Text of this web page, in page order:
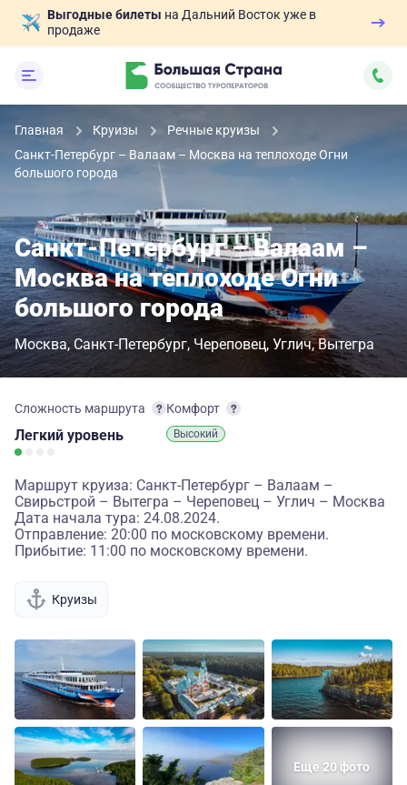
Выгодные билеты на Дальний Восток уже в
продаже
Главная Круизы
Речные круизы
Санкт-Петербург – Валаам – Москва на теплоходе Огни
большого города
Санкт-Петербург – Валаам –
Москва на теплоходе Огни
большого города
Москва Санкт-Петербург Череповец Углич Вытегра
Сложность маршрута
Легкий уровень
Комфорт
Высокий
Маршрут круиза: Санкт-Петербург – Валаам –
Свирьстрой – Вытегра – Череповец – Углич – Москва
Дата начала тура: 24.08.2024.
Отправление: 20:00 по московскому времени.
Прибытие: 11:00 по московскому времени.
Круизы
Еще 20 фото